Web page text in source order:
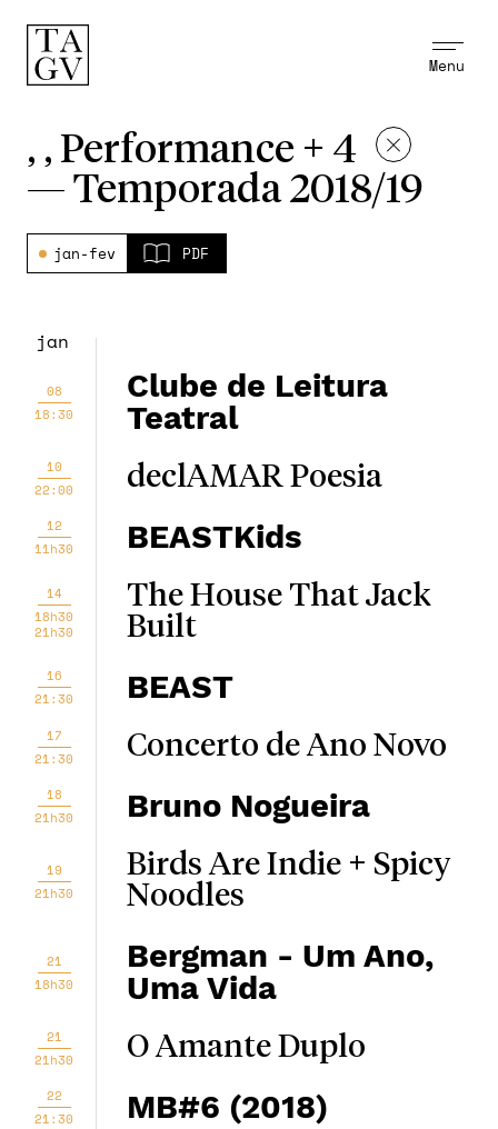
Menu
, , Performance + 4
— Temporada 2018/19
jan-fev PDF
jan
08
18:30
Clube de Leitura
Teatral
10
22:00
declAMAR Poesia
12
11h30
BEASTKids
14
18h30
21h30
The House That Jack
Built
16
21:30
BEAST
17
21:30
Concerto de Ano Novo
18
21h30
Bruno Nogueira
19
21h30
Birds Are Indie + Spicy
Noodles
21
18h30
Bergman - Um Ano,
Uma Vida
21
21h30
O Amante Duplo
22
21:30
MB#6 (2018)